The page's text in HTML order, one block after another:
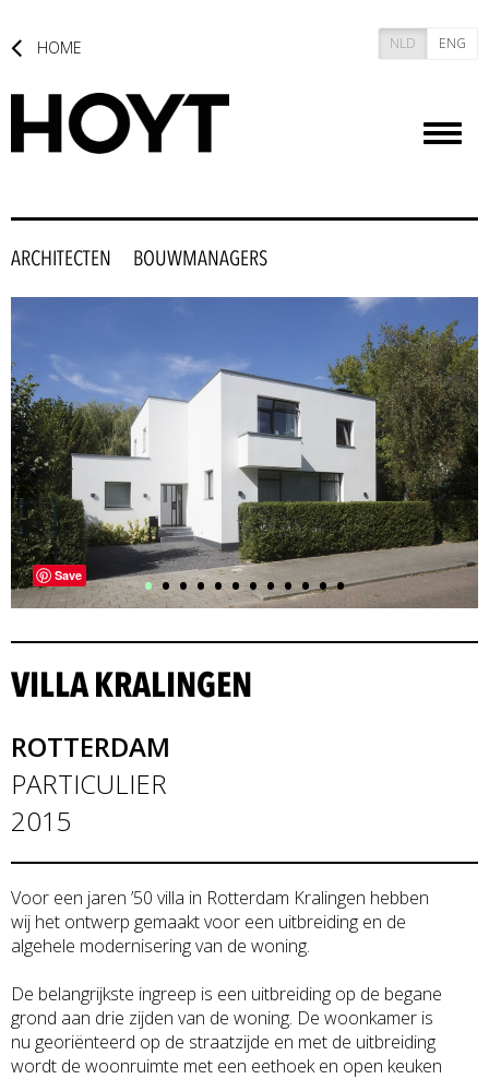
HOME NLD ENG
ARCHITECTEN BOUWMANAGERS
••••••••••••
Save
VILLA KRALINGEN
ROTTERDAM
PARTICULIER
2015
Voor een jaren ’50 villa in Rotterdam Kralingen hebben
wij het ontwerp gemaakt voor een uitbreiding en de
algehele modernisering van de woning.
De belangrijkste ingreep is een uitbreiding op de begane
grond aan drie zijden van de woning. De woonkamer is
nu georiënteerd op de straatzijde en met de uitbreiding
wordt de woonruimte met een eethoek en open keuken